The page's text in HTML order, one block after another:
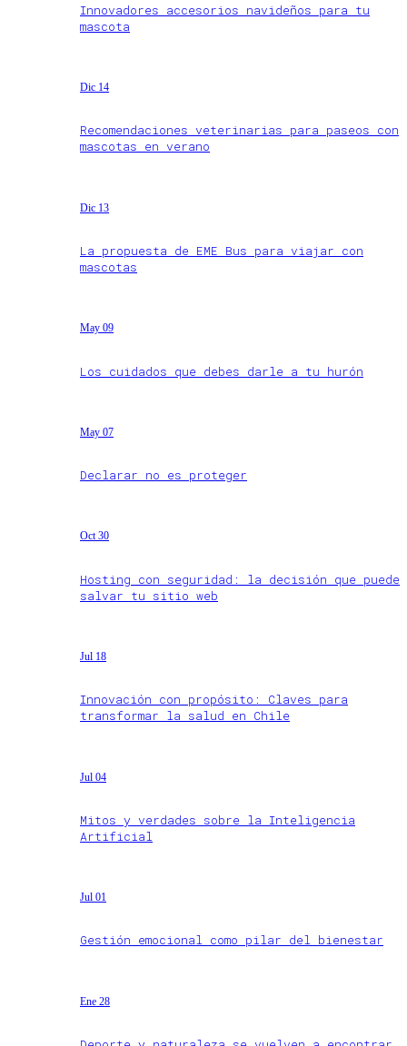
Innovadores accesorios navideños para tu
mascota
Dic 14
Recomendaciones veterinarias para paseos con
mascotas en verano
Dic 13
La propuesta de EME Bus para viajar con
mascotas
May 09
Los cuidados que debes darle a tu hurón
May 07
Declarar no es proteger
Oct 30
Hosting con seguridad: la decisión que puede
salvar tu sitio web
Jul 18
Innovación con propósito: Claves para
transformar la salud en Chile
Jul 04
Mitos y verdades sobre la Inteligencia
Artificial
Jul 01
Gestión emocional como pilar del bienestar
Ene 28